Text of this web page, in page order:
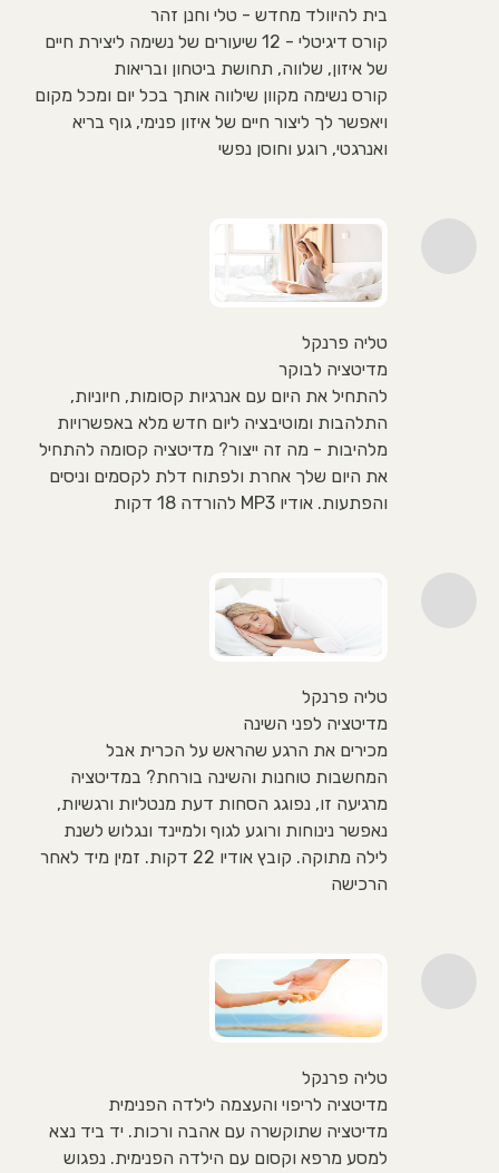
בית להיוולד מחדש - טלי וחנן זהר
קורס דיגיטלי - 12 שיעורים של נשימה ליצירת חיים
של איזון, שלווה, תחושת ביטחון ובריאות
קורס נשימה מקוון שילווה אותך בכל יום ומכל מקום
ויאפשר לך ליצור חיים של איזון פנימי, גוף בריא
ואנרגטי, רוגע וחוסן נפשי
טליה פרנקל
מדיטציה לבוקר
להתחיל את היום עם אנרגיות קסומות, חיוניות,
התלהבות ומוטיבציה ליום חדש מלא באפשרויות
מלהיבות - מה זה ייצור? מדיטציה קסומה להתחיל
את היום שלך אחרת ולפתוח דלת לקסמים וניסים
והפתעות. אודיו MP3 להורדה 18 דקות
טליה פרנקל
מדיטציה לפני השינה
מכירים את הרגע שהראש על הכרית אבל
המחשבות טוחנות והשינה בורחת? במדיטציה
מרגיעה זו, נפוגג הסחות דעת מנטליות ורגשיות,
נאפשר נינוחות ורוגע לגוף ולמיינד ונגלוש לשנת
לילה מתוקה. קובץ אודיו 22 דקות. זמין מיד לאחר
הרכישה
טליה פרנקל
מדיטציה לריפוי והעצמה לילדה הפנימית
מדיטציה שתוקשרה עם אהבה ורכות. יד ביד נצא
למסע מרפא וקסום עם הילדה הפנימית. נפגוש